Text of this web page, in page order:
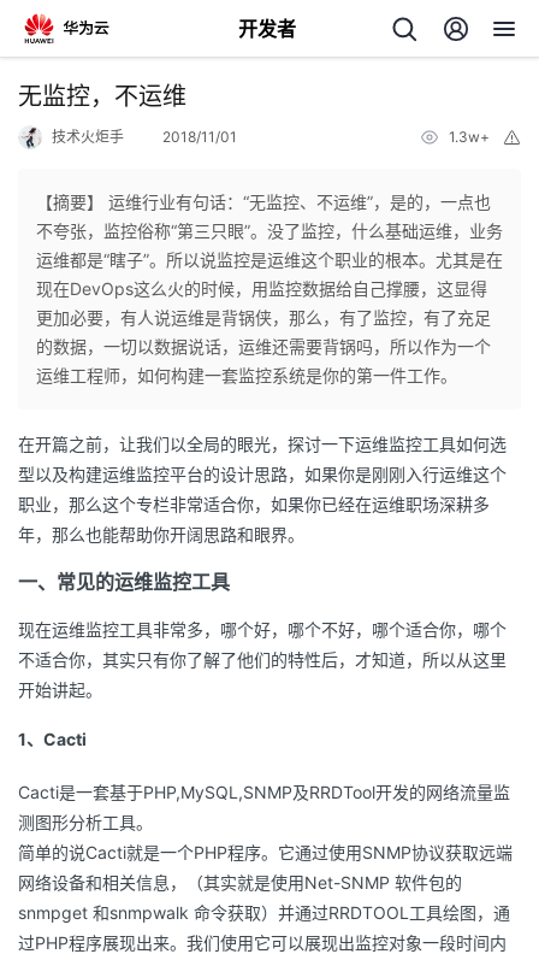
开发者
返
个
人
页
我
开
发
者
我
的
客
我
论
坛
的
圈
子
我
的
直
我
的
我
无监控，不运维
技术火炬手 2018/11/01 1.3w+
【摘要】 运维行业有句话：“无监控、不运维”，是的，一点也
不夸张，监控俗称“第三只眼”。没了监控，什么基础运维，业务
运维都是“瞎子”。所以说监控是运维这个职业的根本。尤其是在
现在DevOps这么火的时候，用监控数据给自己撑腰，这显得
更加必要，有人说运维是背锅侠，那么，有了监控，有了充足
的数据，一切以数据说话，运维还需要背锅吗，所以作为一个
运维工程师，如何构建一套监控系统是你的第一件工作。
在开篇之前，让我们以全局的眼光，探讨一下运维监控工具如何选
型以及构建运维监控平台的设计思路，如果你是刚刚入行运维这个
职业，那么这个专栏非常适合你，如果你已经在运维职场深耕多
年，那么也能帮助你开阔思路和眼界。
一、常见的运维监控工具
现在运维监控工具非常多，哪个好，哪个不好，哪个适合你，哪个
不适合你，其实只有你了解了他们的特性后，才知道，所以从这里
开始讲起。
1、Cacti
Cacti是一套基于PHP,MySQL,SNMP及RRDTool开发的网络流量监
测图形分析工具。
简单的说Cacti就是一个PHP程序。它通过使用SNMP协议获取远端
网络设备和相关信息，（其实就是使用Net-SNMP 软件包的
snmpget 和snmpwalk 命令获取）并通过RRDTOOL工具绘图，通
过PHP程序展现出来。我们使用它可以展现出监控对象一段时间内